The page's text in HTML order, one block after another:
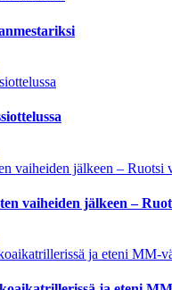
vaiheiden jälkeen –